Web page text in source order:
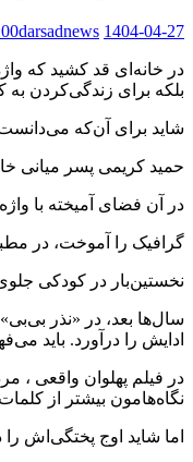
1404-04-27
در خانه‌ای قد کشید که
بلکه برای زندگی‌کردن
شاید برای آن‌که
حمید کریمی پسر میانی
در آن فضای آمیخته با
گرافیک را آموخت، در
نخستین‌بار در کودکی
سال‌ها بعد، در «نذر
ادایش را درآورد. باید
در فیلم پهلوان واقعی ،
نگاه‌هامون بیشتر از
اما شاید اوج پختگی‌اش